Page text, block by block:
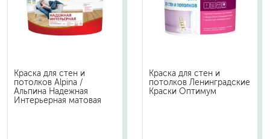
Краска для стен и
потолков Alpina /
Альпина Надежная
Интерьерная матовая
Краска для стен и
потолков Ленинградские
Краски Оптимум